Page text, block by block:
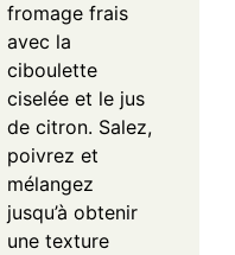
fromage frais
avec la
ciboulette
ciselée et le jus
de citron. Salez,
poivrez et
mélangez
jusqu’à obtenir
une texture